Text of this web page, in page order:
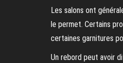
Les salons ont
le permet. Certains
certaines garnitures
Un rebord peut avoir